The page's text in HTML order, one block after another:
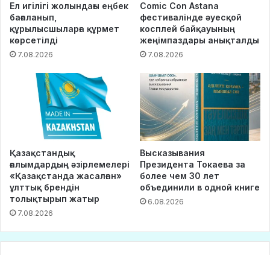
Ел игілігі жолындағы еңбек
бағаланып,
құрылысшыларға құрмет
көрсетілді
7.08.2026
Comic Con Astana
фестивалінде әуесқой
косплей байқауының
жеңімпаздары анықталды
7.08.2026
Қазақстандық
ғалымдардың әзірлемелері
«Қазақстанда жасалған»
ұлттық брендін
толықтырып жатыр
7.08.2026
Высказывания
Президента Токаева за
более чем 30 лет
объединили в одной книге
6.08.2026